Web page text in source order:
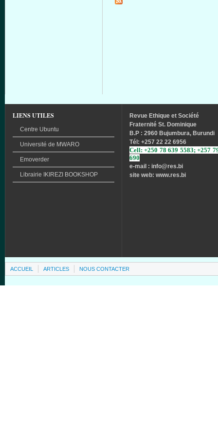
LIENS UTILES
Centre Ubuntu
Université de MWARO
Emoverder
Librairie IKIREZI BOOKSHOP
Revue Ethique et Société
Fraternité St. Dominique
B.P : 2960 Bujumbura, Burundi
Tél : +257 22 22 6956
Cell: +250 78 639 5583; +257
690
e-mail : info@res.bi
site web: www.res.bi
ACCUEIL ARTICLES NOUS CONTACTER